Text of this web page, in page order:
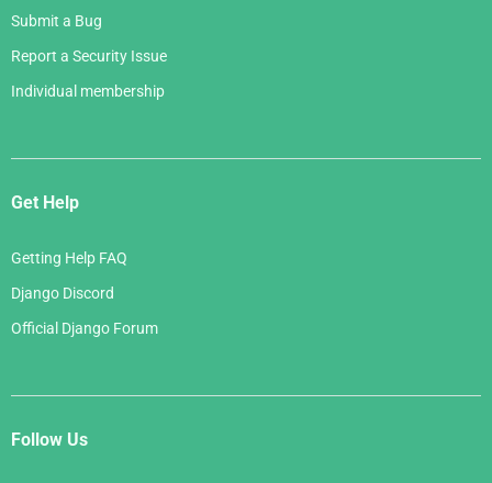
Submit a Bug
Report a Security Issue
Individual membership
Get Help
Getting Help FAQ
Django Discord
Official Django Forum
Follow Us